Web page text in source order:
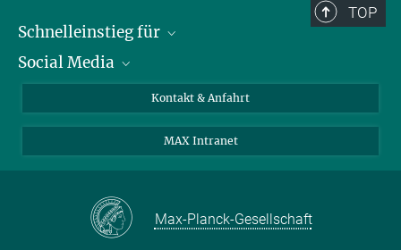
TOP
Schnelleinstieg für
Journalist*innen
Bewerbende
Schüler*innen und Lehrkräfte
Social Media
Instagram
LinkedIn
Facebook
Kontakt & Anfahrt
MAX Intranet
Max-Planck-Gesellschaft